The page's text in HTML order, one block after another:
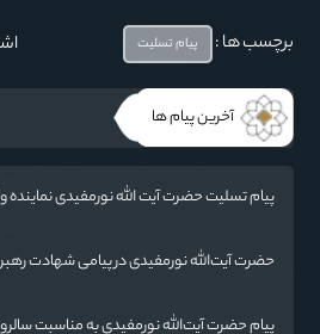
برچسب ها : پیام تسلیت
آخرین پیام ها
پیام تسلیت حضرت آیت الله نورمفیدی نماینده
حضرت آیت‌الله‌ نورمفیدی در پیامی شهادت
(ارواحنا فداه) و عموم مسلمانان تسلیت گفتند.
پیام حضرت آیت‌الله نورمفیدی به مناسبت